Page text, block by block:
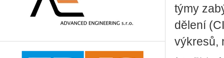
týmy
dě­le­ní
vý­kre­sů,